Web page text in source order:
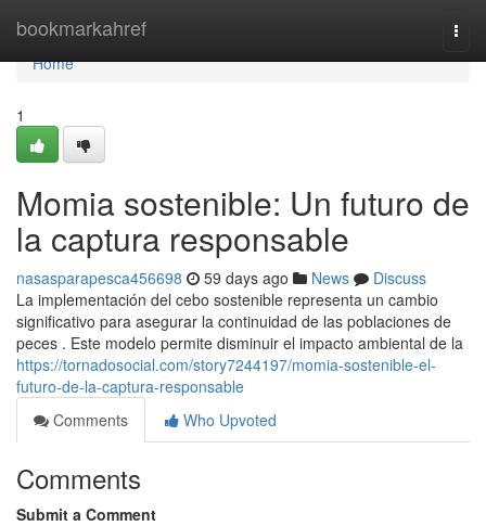
bookmarkahref
Home
Home
1
Momia sostenible: Un futuro de
la captura responsable
nasasparapesca456698 59 days ago News
Discuss
La implementación del cebo sostenible representa un cambio
significativo para asegurar la continuidad de las poblaciones de
peces . Este modelo permite disminuir el impacto ambiental de la
https://tornadosocial.com/story7244197/momia-sostenible-el-
futuro-de-la-captura-responsable
Comments
Who Upvoted
Comments
Submit a Comment